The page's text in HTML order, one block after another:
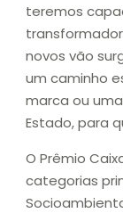
teremos
novos vão
um caminho
marca ou
Estado, para
O Prêmio
categorias